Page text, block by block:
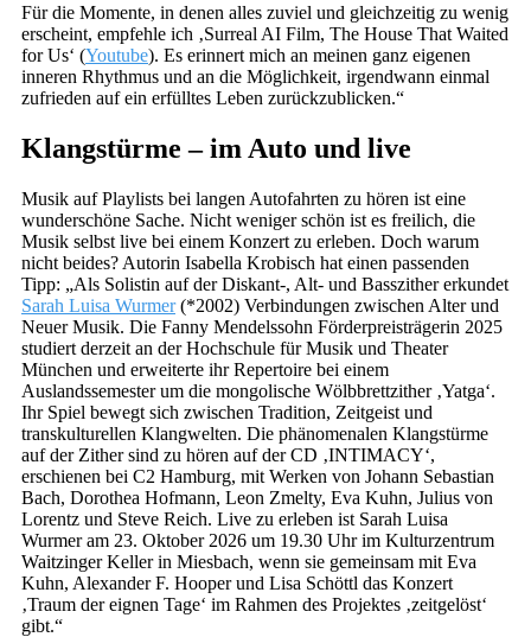
Für die Momente, in denen alles zuviel und gleichzeitig zu wenig
erscheint, empfehle ich ‚Surreal AI Film, The House That Waited
for Us‘ (Youtube). Es erinnert mich an meinen ganz eigenen
inneren Rhythmus und an die Möglichkeit, irgendwann einmal
zufrieden auf ein erfülltes Leben zurückzublicken.“
Klangstürme – im Auto und live
Musik auf Playlists bei langen Autofahrten zu hören ist eine
wunderschöne Sache. Nicht weniger schön ist es freilich, die
Musik selbst live bei einem Konzert zu erleben. Doch warum
nicht beides? Autorin Isabella Krobisch hat einen passenden
Tipp: „Als Solistin auf der Diskant-, Alt- und Basszither erkundet
Sarah Luisa Wurmer(*2002) Verbindungen zwischen Alter und
Neuer Musik. Die Fanny Mendelssohn Förderpreisträgerin 2025
studiert derzeit an der Hochschule für Musik und Theater
München und erweiterte ihr Repertoire bei einem
Auslandssemester um die mongolische Wölbbrettzither ‚Yatga‘.
Ihr Spiel bewegt sich zwischen Tradition, Zeitgeist und
transkulturellen Klangwelten. Die phänomenalen Klangstürme
auf der Zither sind zu hören auf der CD ‚INTIMACY‘,
erschienen bei C2 Hamburg, mit Werken von Johann Sebastian
Bach, Dorothea Hofmann, Leon Zmelty, Eva Kuhn, Julius von
Lorentz und Steve Reich. Live zu erleben ist Sarah Luisa
Wurmer am 23. Oktober 2026 um 19.30 Uhr im Kulturzentrum
Waitzinger Keller in Miesbach, wenn sie gemeinsam mit Eva
Kuhn, Alexander F. Hooper und Lisa Schöttl das Konzert
‚Traum der eignen Tage‘ im Rahmen des Projektes ‚zeitgelöst‘
gibt.“